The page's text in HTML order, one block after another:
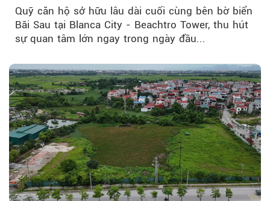
Quỹ căn hộ sở hữu lâu dài cuối cùng bên bờ biển
Bãi Sau tại Blanca City - Beachtro Tower, thu hút
sự quan tâm lớn ngay trong ngày đầu...